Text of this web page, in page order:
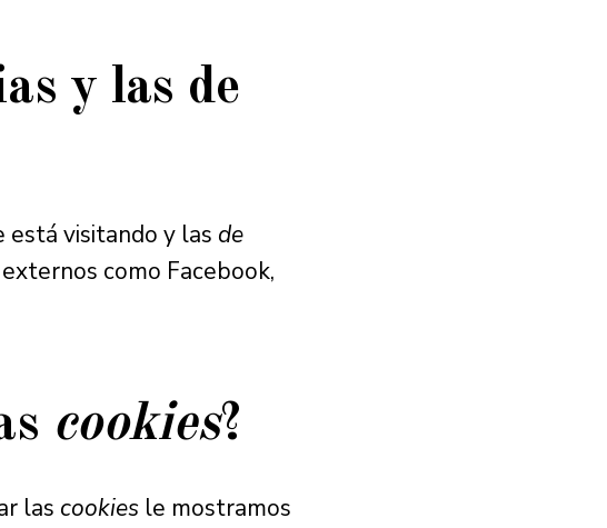
y las de
está visitando y las de
como Facebook,
cookies?
las cookies le mostramos